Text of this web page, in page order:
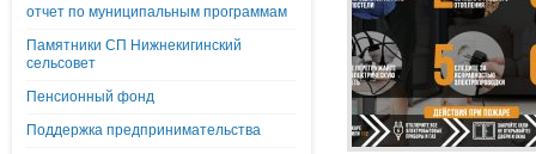
отчет по муниципальным программам
Памятники СП Нижнекигинский
сельсовет
Пенсионный фонд
Поддержка предпринимательства